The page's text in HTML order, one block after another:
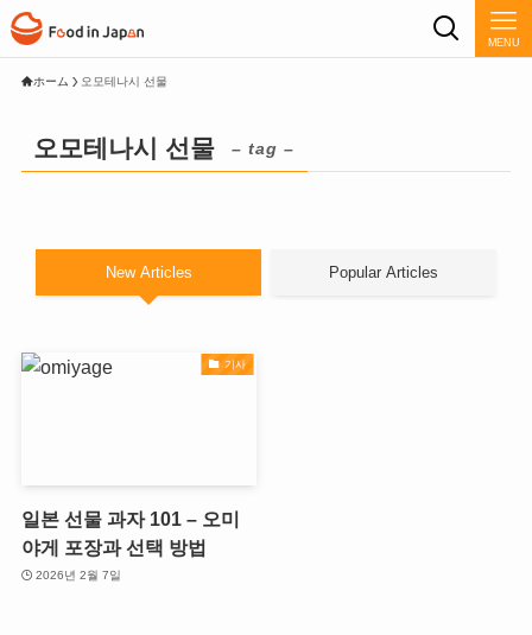
MENU
ホーム 오모테나시 선물
오모테나시 선물 – tag –
New Articles Popular Articles
기사
일본 선물 과자 101 – 오미
야게 포장과 선택 방법
2026년 2월 7일